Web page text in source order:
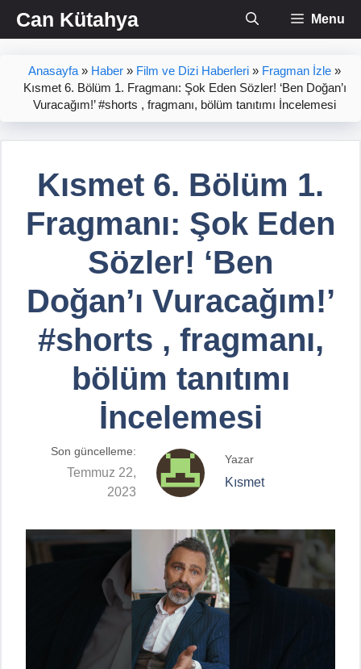
İçeriğe
atlaCan Kütahya Menu
Anasayfa » Haber » Film ve Dizi Haberleri » Fragman İzle »
Kısmet 6. Bölüm 1. Fragmanı: Şok Eden Sözler! ‘Ben Doğan’ı
Vuracağım!’ #shorts , fragmanı, bölüm tanıtımı İncelemesi
Kısmet 6. Bölüm 1.
Fragmanı: Şok Eden
Sözler! ‘Ben
Doğan’ı Vuracağım!’
#shorts , fragmanı,
bölüm tanıtımı
İncelemesi
Son güncelleme:
Temmuz 22,
2023
Yazar
Kısmet